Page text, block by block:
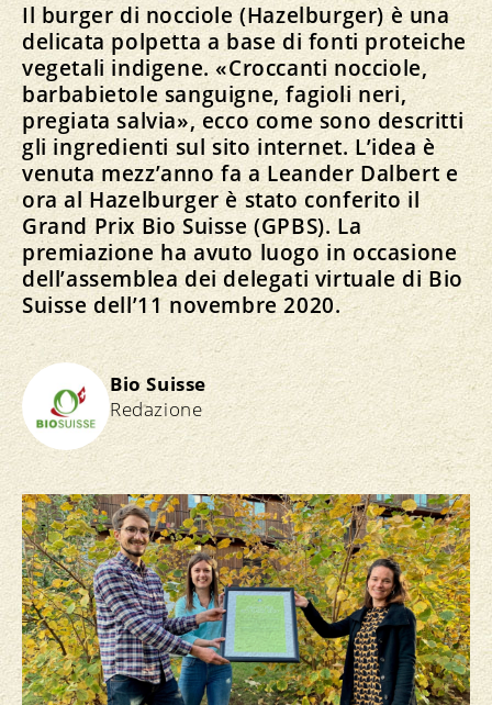
Il burger di nocciole (Hazelburger) è una
delicata polpetta a base di fonti proteiche
vegetali indigene. «Croccanti nocciole,
barbabietole sanguigne, fagioli neri,
pregiata salvia», ecco come sono descritti
gli ingredienti sul sito internet. L’idea è
venuta mezz’anno fa a Leander Dalbert e
ora al Hazelburger è stato conferito il
Grand Prix Bio Suisse (GPBS). La
premiazione ha avuto luogo in occasione
dell’assemblea dei delegati virtuale di Bio
Suisse dell’11 novembre 2020.
Bio Suisse
Redazione